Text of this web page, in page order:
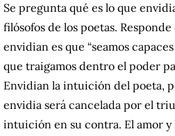
Se pregunta qué es lo que
filósofos de los poetas.
envidian es que “seamos
que traigamos dentro el poder
Envidian la intuición del poeta,
envidia será cancelada por el
intuición en su contra. El amor y